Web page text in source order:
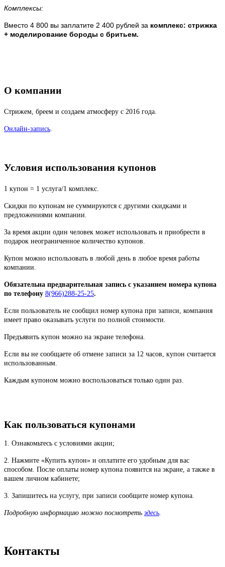
Комплексы:
Вместо 4 800 вы заплатите 2 400 рублей за комплекс: стрижка
+ моделирование бороды с бритьем.
О компании
Стрижем, бреем и создаем атмосферу с 2016 года.
Онлайн-запись
Условия использования купонов
1 купон = 1 услуга/1 комплекс.
Скидки по купонам не суммируются с другими скидками и
предложениями компании.
За время акции один человек может использовать и приобрести в
подарок неограниченное количество купонов.
Купон можно использовать в любой день в любое время работы
компании.
Обязательна предварительная запись с указанием номера купона
по телефону 8(966)288-25-25.
Если пользователь не сообщил номер купона при записи, компания
имеет право оказывать услуги по полной стоимости.
Предъявить купон можно на экране телефона.
Если вы не сообщаете об отмене записи за 12 часов, купон считается
использованным.
Каждым купоном можно воспользоваться только один раз.
Как пользоваться купонами
1. Ознакомьтесь с условиями акции;
2. Нажмите «Купить купон» и оплатите его удобным для вас
способом. После оплаты номер купона появится на экране, а также в
вашем личном кабинете;
3. Запишитесь на услугу, при записи сообщите номер купона.
Подробную информацию можно посмотреть здесь
Контакты